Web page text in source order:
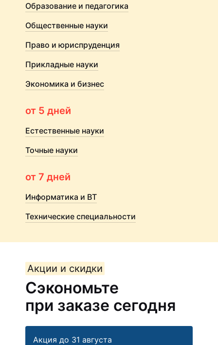
Образование и педагогика
Общественные науки
Право и юриспруденция
Прикладные науки
Экономика и бизнес
от 5 дней
Естественные науки
Точные науки
от 7 дней
Информатика и ВТ
Технические специальности
Акции и скидки
Сэкономьте
при заказе сегодня
Акция до 31 августа